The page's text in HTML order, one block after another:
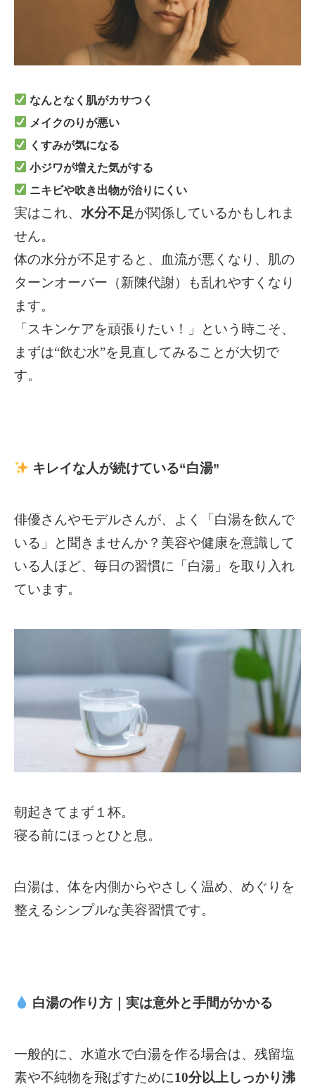
なんとなく肌がカサつく
メイクのりが悪い
くすみが気になる
小ジワが増えた気がする
ニキビや吹き出物が治りにくい
実はこれ、 水分不足が関係しているかもしれま
せん。
体の水分が不足すると、血流が悪くなり、肌の
ターンオーバー（新陳代謝）も乱れやすくなり
ます。
「スキンケアを頑張りたい！」という時こそ、
まずは“飲む水”を見直してみることが大切で
す。
キレイな人が続けている“白湯”
俳優さんやモデルさんが、よく「白湯を飲んで
いる」と聞きませんか？美容や健康を意識して
いる人ほど、毎日の習慣に「白湯」を取り入れ
ています。
朝起きてまず１杯。
寝る前にほっとひと息。
白湯は、体を内側からやさしく温め、めぐりを
整えるシンプルな美容習慣です。
白湯の作り方｜実は意外と手間がかかる
一般的に、水道水で白湯を作る場合は、残留塩
素や不純物を飛ばすために10分以上しっかり沸